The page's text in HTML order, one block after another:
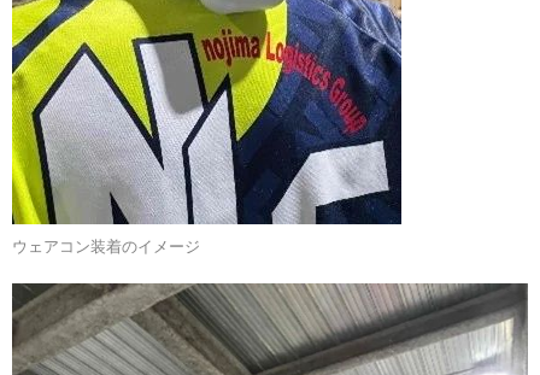
ウェアコン装着のイメージ